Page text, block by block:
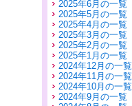
2025年6月の一覧
2025年5月の一覧
2025年4月の一覧
2025年3月の一覧
2025年2月の一覧
2025年1月の一覧
2024年12月の一覧
2024年11月の一覧
2024年10月の一覧
2024年9月の一覧